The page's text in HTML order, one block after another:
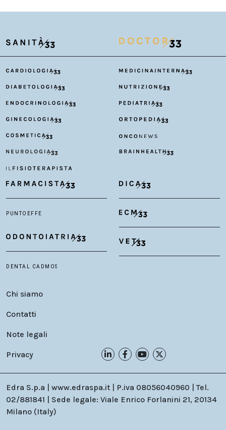
Chi siamo
Contatti
Note legali
Privacy
Edra S.p.a | www.edraspa.it | P.iva 08056040960 | Tel.
02/881841 | Sede legale: Viale Enrico Forlanini 21, 20134
Milano (Italy)